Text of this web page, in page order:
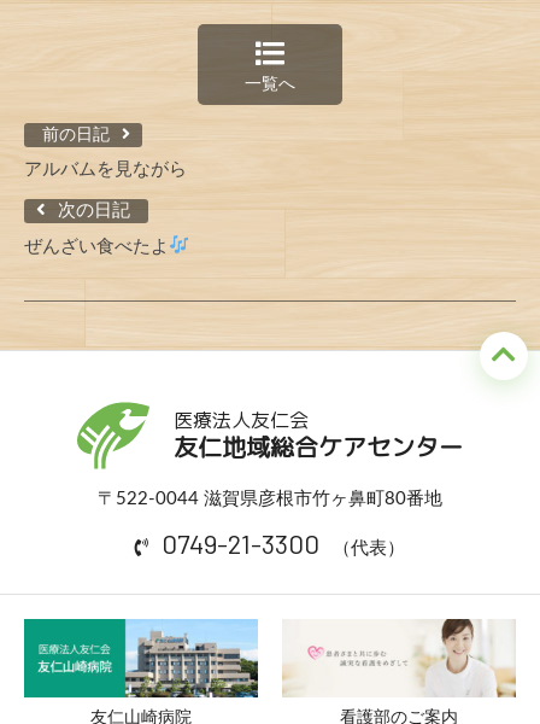
一覧へ
次の日記
ぜんざい食べたよ
前の日記
アルバムを見ながら
医療法人友仁会
友仁地域総合ケアセンター
〒522-0044 滋賀県彦根市竹ヶ鼻町80番地
0749-21-3300 （代表）
友仁山崎病院 看護部のご案内